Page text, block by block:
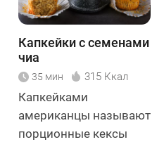
Капкейки с семенами
чиа
35 мин 315 Ккал
Капкейками
американцы называют
порционные кексы